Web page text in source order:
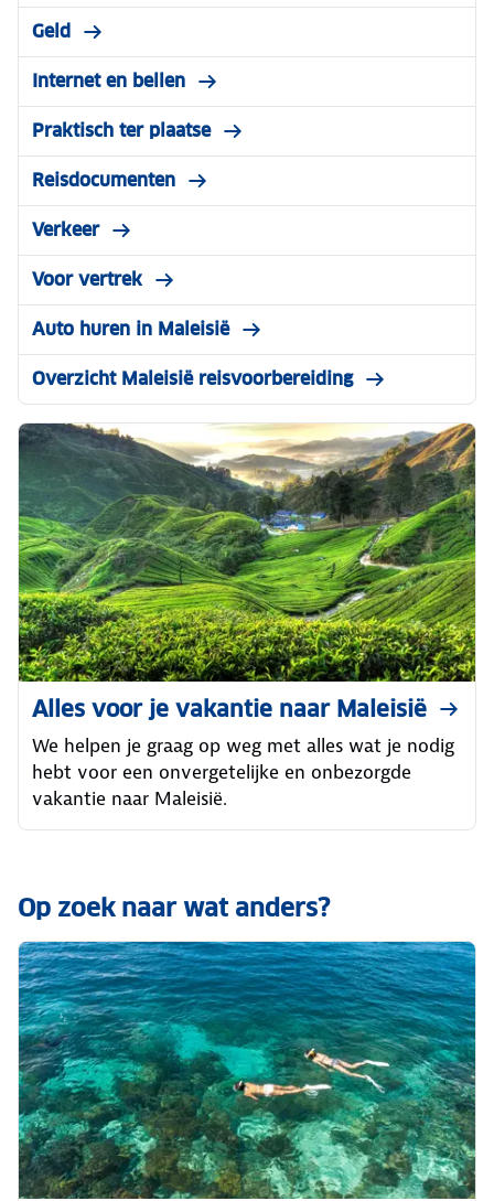
Geld
Internet en bellen
Praktisch ter plaatse
Reisdocumenten
Verkeer
Voor vertrek
Auto huren in Maleisië
Overzicht Maleisië reisvoorbereiding
Alles voor je vakantie naar Maleisië
We helpen je graag op weg met alles wat je nodig
hebt voor een onvergetelijke en onbezorgde
vakantie naar Maleisië.
Op zoek naar wat anders?